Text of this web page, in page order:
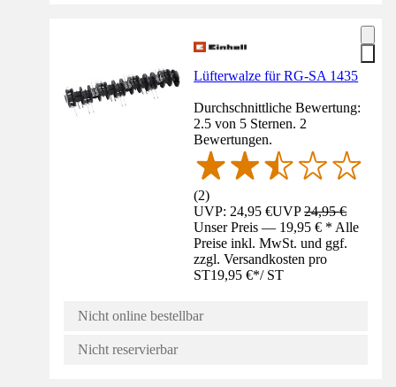
Lüfterwalze für RG-SA 1435
Durchschnittliche Bewertung:
2.5 von 5 Sternen. 2
Bewertungen.
(2)
UVP: 24,95 €UVP24,95 €
Unser Preis — 19,95 € * Alle
Preise inkl. MwSt. und ggf.
zzgl. Versandkosten pro
ST19,95 €*/ ST
Nicht online bestellbar
Nicht reservierbar